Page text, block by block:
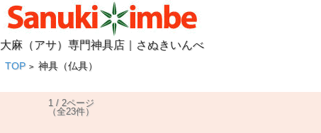
大麻（アサ）専門神具店｜さぬきいんべ
TOP > 神具（仏具）
1 / 2ページ
（全23件）